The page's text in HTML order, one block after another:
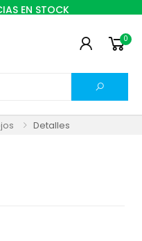
EN STOCK
0
Detalles